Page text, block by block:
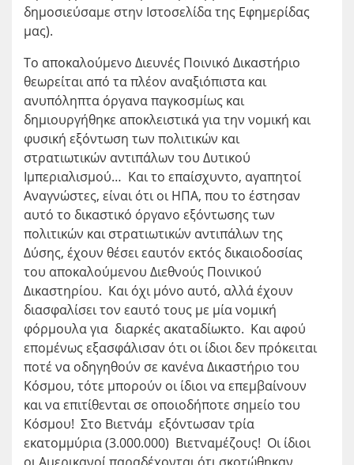
δημοσιεύσαμε στην Ιστοσελίδα της Εφημερίδας
μας).
Το αποκαλούμενο Διευνές Ποινικό Δικαστήριο
θεωρείται από τα πλέον αναξιόπιστα και
ανυπόληπτα όργανα παγκοσμίως και
δημιουργήθηκε αποκλειστικά για την νομική και
φυσική εξόντωση των πολιτικών και
στρατιωτικών αντιπάλων του Δυτικού
Ιμπεριαλισμού… Και το επαίσχυντο, αγαπητοί
Αναγνώστες, είναι ότι οι ΗΠΑ, που το έστησαν
αυτό το δικαστικό όργανο εξόντωσης των
πολιτικών και στρατιωτικών αντιπάλων της
Δύσης, έχουν θέσει εαυτόν εκτός δικαιοδοσίας
του αποκαλούμενου Διεθνούς Ποινικού
Δικαστηρίου. Και όχι μόνο αυτό, αλλά έχουν
διασφαλίσει τον εαυτό τους με μία νομική
φόρμουλα για διαρκές ακαταδίωκτο. Και αφού
επομένως εξασφάλισαν ότι οι ίδιοι δεν πρόκειται
ποτέ να οδηγηθούν σε κανένα Δικαστήριο του
Κόσμου, τότε μπορούν οι ίδιοι να επεμβαίνουν
και να επιτίθενται σε οποιοδήποτε σημείο του
Κόσμου! Στο Βιετνάμ εξόντωσαν τρία
εκατομμύρια (3.000.000) Βιετναμέζους! Οι ίδιοι